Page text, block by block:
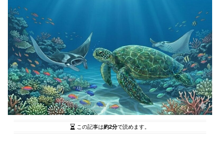
この記事は約2分で読めます。